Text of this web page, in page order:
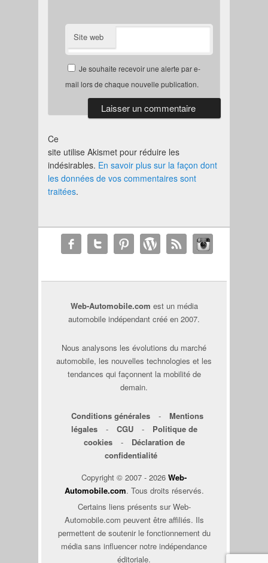
Site web
Je souhaite recevoir une alerte par e-
mail lors de chaque nouvelle publication.
Ce
site utilise Akismet pour réduire les
indésirables. En savoir plus sur la façon dont
les données de vos commentaires sont
traitées.
Web-Automobile.com est un média
automobile indépendant créé en 2007.
Nous analysons les évolutions du marché
automobile, les nouvelles technologies et les
tendances qui façonnent la mobilité de
demain.
Conditions générales -
Mentions
légales
- CGU -
Politique de
cookies
-
Déclaration de
confidentialité
Copyright © 2007 - 2026 Web-
Automobile.com. Tous droits réservés.
Certains liens présents sur Web-
Automobile.com peuvent être affiliés. Ils
permettent de soutenir le fonctionnement du
média sans influencer notre indépendance
éditoriale.